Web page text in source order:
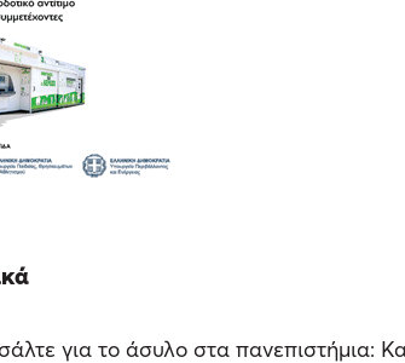
για το άσυλο στα πανεπιστήμια: